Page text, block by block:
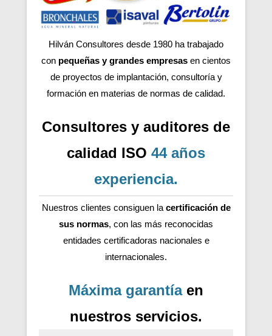
Hilván Consultores desde 1980 ha trabajado
con pequeñas y grandes empresas en cientos
de proyectos de implantación, consultoría y
formación en materias de normas de calidad.
Consultores y auditores de
calidad ISO 44 años
experiencia.
Nuestros clientes consiguen la certificación de
sus normas, con las más reconocidas
entidades certificadoras nacionales e
internacionales.
Máxima garantíaen
nuestros servicios.